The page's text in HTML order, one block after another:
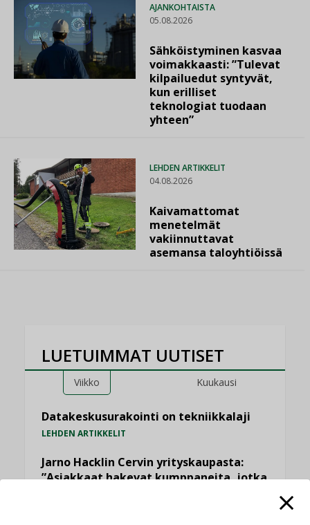
AJANKOHTAISTA
05.08.2026
Sähköistyminen kasvaa
voimakkaasti: ”Tulevat
kilpailuedut syntyvät,
kun erilliset
teknologiat tuodaan
yhteen”
LEHDEN ARTIKKELIT
04.08.2026
Kaivamattomat
menetelmät
vakiinnuttavat
asemansa taloyhtiöissä
LUETUIMMAT UUTISET
Viikko Kuukausi
Datakeskusurakointi on tekniikkalaji
LEHDEN ARTIKKELIT
Jarno Hacklin Cervin yrityskaupasta:
”Asiakkaat hakevat kumppaneita, jotka